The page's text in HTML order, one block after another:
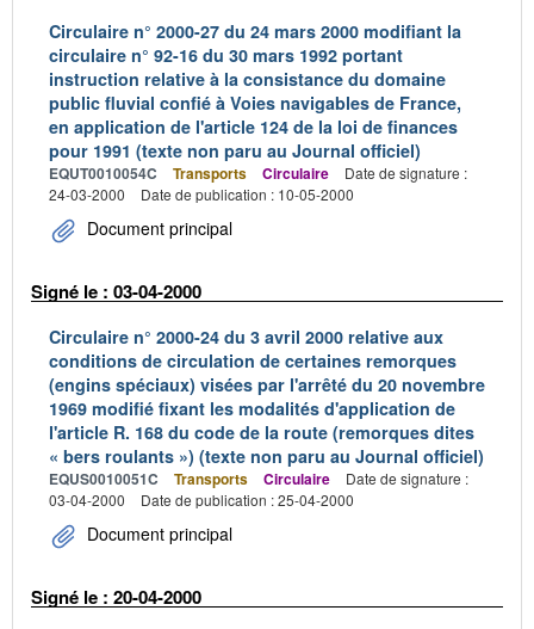
Circulaire n° 2000-27 du 24 mars 2000 modifiant la
circulaire n° 92-16 du 30 mars 1992 portant
instruction relative à la consistance du domaine
public fluvial confié à Voies navigables de France,
en application de l'article 124 de la loi de finances
pour 1991 (texte non paru au Journal officiel)
EQUT0010054C Transports Circulaire
Date de signature :
24-03-2000
Date de publication : 10-05-2000
Document principal
Signé le : 03-04-2000
Circulaire n° 2000-24 du 3 avril 2000 relative aux
conditions de circulation de certaines remorques
(engins spéciaux) visées par l'arrêté du 20 novembre
1969 modifié fixant les modalités d'application de
l'article R. 168 du code de la route (remorques dites
« bers roulants ») (texte non paru au Journal officiel)
EQUS0010051C Transports Circulaire
Date de signature :
03-04-2000
Date de publication : 25-04-2000
Document principal
Signé le : 20-04-2000